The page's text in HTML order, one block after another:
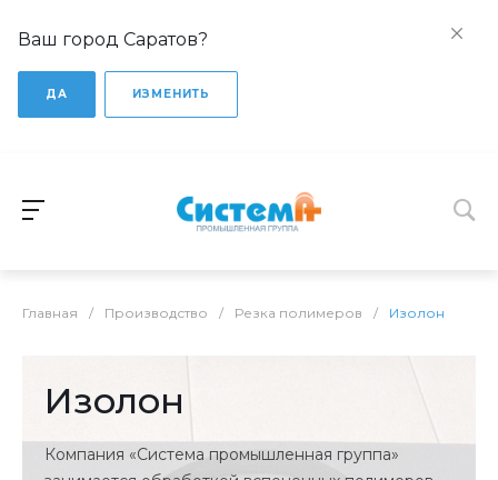
Ваш город Саратов?
ДА ИЗМЕНИТЬ
Главная / Производство / Резка полимеров / Изолон
Изолон
Компания «Система промышленная группа»